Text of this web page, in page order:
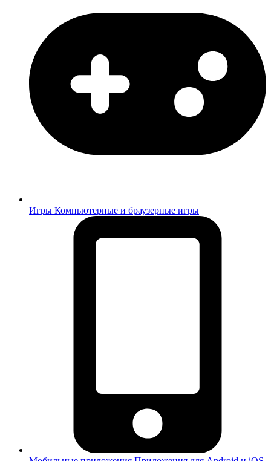
Игры Компьютерные и браузерные игры